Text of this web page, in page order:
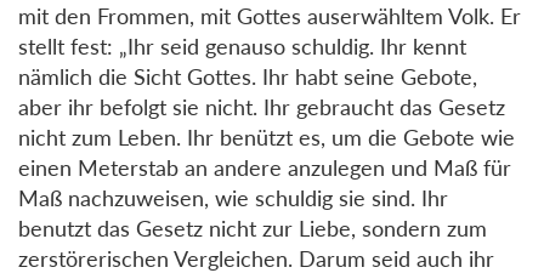
mit den Frommen, mit Gottes auserwähltem Volk. Er
stellt fest: „Ihr seid genauso schuldig. Ihr kennt
nämlich die Sicht Gottes. Ihr habt seine Gebote,
aber ihr befolgt sie nicht. Ihr gebraucht das Gesetz
nicht zum Leben. Ihr benützt es, um die Gebote wie
einen Meterstab an andere anzulegen und Maß für
Maß nachzuweisen, wie schuldig sie sind. Ihr
benutzt das Gesetz nicht zur Liebe, sondern zum
zerstörerischen Vergleichen. Darum seid auch ihr